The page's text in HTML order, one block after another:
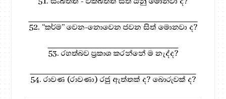
52. “කර්ම” වෙන-නොවෙන ජවන සිත් මොනවා ද?
53. රහත්බව ප්‍රකාශ කරන්නේ ම නැද්ද?
54. රාවණ (රාවණා) රජු ඇත්තක් ද? බොරුවක් ද?